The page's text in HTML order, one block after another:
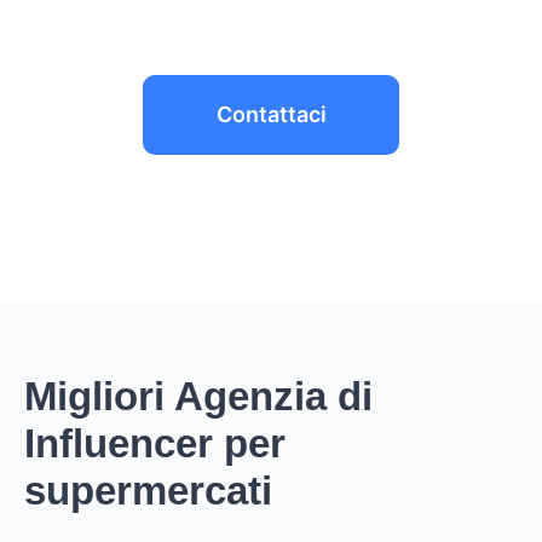
Contattaci
Migliori Agenzia di
Influencer per
supermercati